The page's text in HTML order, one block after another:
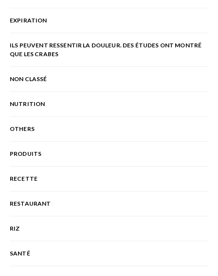
EXPIRATION
ILS PEUVENT RESSENTIR LA DOULEUR. DES ÉTUDES ONT MONTRÉ
QUE LES CRABES
NON CLASSÉ
NUTRITION
OTHERS
PRODUITS
RECETTE
RESTAURANT
RIZ
SANTÉ